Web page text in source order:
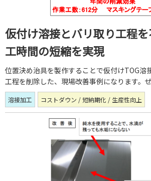
仮付け溶接とバリ取り工程
工時間の短縮を実現
位置決め治具を製作することで仮付けTOG溶
工程を削除した、現場改善事例になります。
溶接加工 コストダウン / 短納期化 / 生産性向上